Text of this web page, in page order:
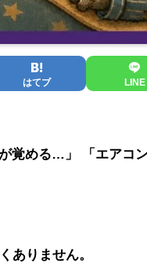
はてブ LINE
覚める…」 「エアコ
ありません。